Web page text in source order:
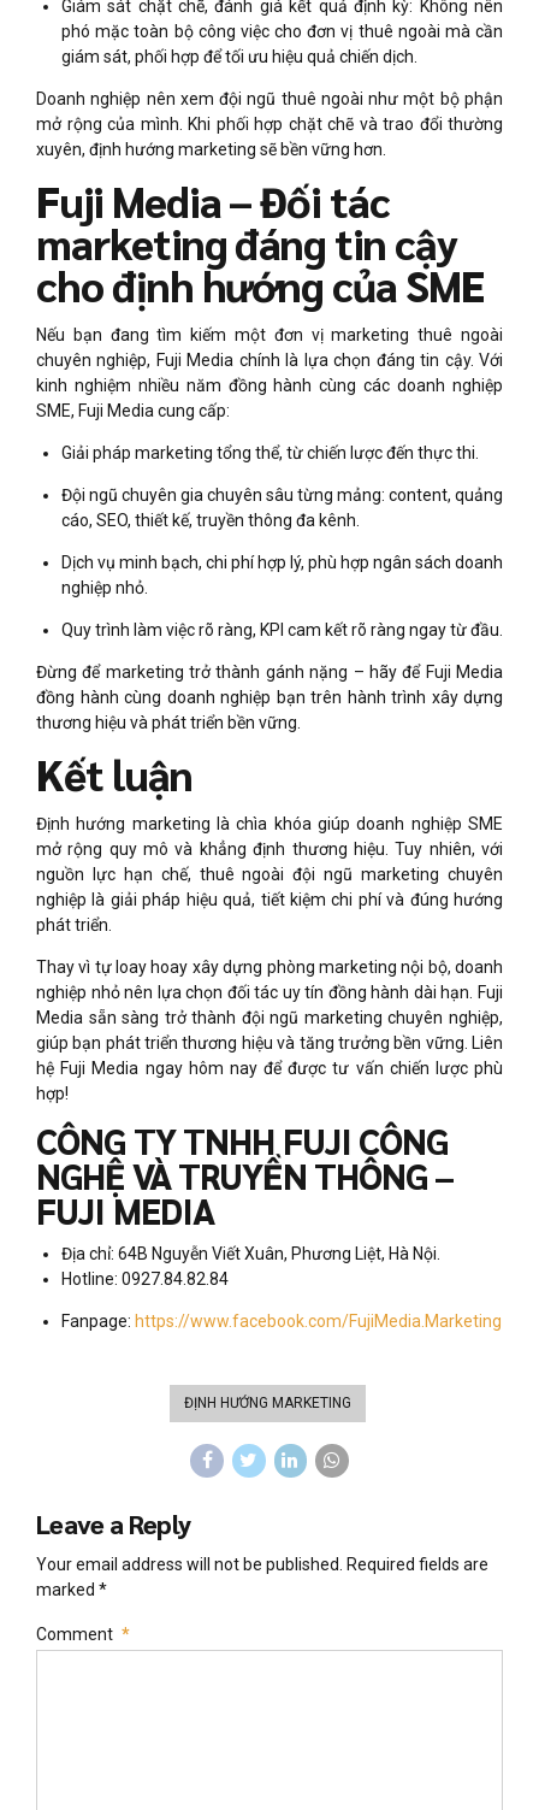
Giám sát chặt chẽ, đánh giá kết quả định kỳ: Không nên
phó mặc toàn bộ công việc cho đơn vị thuê ngoài mà cần
giám sát, phối hợp để tối ưu hiệu quả chiến dịch.
Doanh nghiệp nên xem đội ngũ thuê ngoài như một bộ phận
mở rộng của mình. Khi phối hợp chặt chẽ và trao đổi thường
xuyên, định hướng marketing sẽ bền vững hơn.
Fuji Media – Đối tác
marketing đáng tin cậy
cho định hướng của SME
Nếu bạn đang tìm kiếm một đơn vị marketing thuê ngoài
chuyên nghiệp, Fuji Media chính là lựa chọn đáng tin cậy. Với
kinh nghiệm nhiều năm đồng hành cùng các doanh nghiệp
SME, Fuji Media cung cấp:
Giải pháp marketing tổng thể, từ chiến lược đến thực thi.
Đội ngũ chuyên gia chuyên sâu từng mảng: content, quảng
cáo, SEO, thiết kế, truyền thông đa kênh.
Dịch vụ minh bạch, chi phí hợp lý, phù hợp ngân sách doanh
nghiệp nhỏ.
Quy trình làm việc rõ ràng, KPI cam kết rõ ràng ngay từ đầu.
Đừng để marketing trở thành gánh nặng – hãy để Fuji Media
đồng hành cùng doanh nghiệp bạn trên hành trình xây dựng
thương hiệu và phát triển bền vững.
Kết luận
Định hướng marketing là chìa khóa giúp doanh nghiệp SME
mở rộng quy mô và khẳng định thương hiệu. Tuy nhiên, với
nguồn lực hạn chế, thuê ngoài đội ngũ marketing chuyên
nghiệp là giải pháp hiệu quả, tiết kiệm chi phí và đúng hướng
phát triển.
Thay vì tự loay hoay xây dựng phòng marketing nội bộ, doanh
nghiệp nhỏ nên lựa chọn đối tác uy tín đồng hành dài hạn. Fuji
Media sẵn sàng trở thành đội ngũ marketing chuyên nghiệp,
giúp bạn phát triển thương hiệu và tăng trưởng bền vững. Liên
hệ Fuji Media ngay hôm nay để được tư vấn chiến lược phù
hợp!
CÔNG TY TNHH FUJI CÔNG
NGHỆ VÀ TRUYỀN THÔNG –
FUJI MEDIA
️Địa chỉ: 64B Nguyễn Viết Xuân, Phương Liệt, Hà Nội.
Hotline: 0927.84.82.84
Fanpage: https://www.facebook.com/FujiMedia.Marketing
ĐỊNH HƯỚNG MARKETING
Leave a Reply
Your email address will not be published. Required fields are
marked *
Comment *